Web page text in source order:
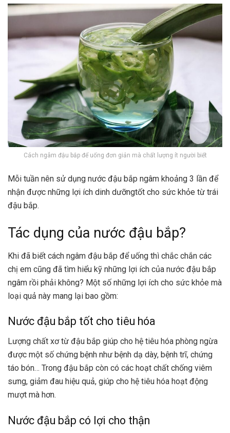
Cách ngâm đậu bắp để uống đơn giản mà chất lượng ít người biết
Mỗi tuần nên sử dụng nước đậu bắp ngâm khoảng 3 lần để
nhận được những lợi ích dinh dưỡngtốt cho sức khỏe từ trái
đậu bắp.
Tác dụng của nước đậu bắp?
Khi đã biết cách ngâm đậu bắp để uống thì chắc chắn các
chị em cũng đã tìm hiểu kỹ những lợi ích của nước đậu bắp
ngâm rồi phải không? Một số những lợi ích cho sức khỏe mà
loại quả này mang lại bao gồm:
Nước đậu bắp tốt cho tiêu hóa
Lượng chất xơ từ đậu bắp giúp cho hệ tiêu hóa phòng ngừa
được một số chứng bệnh như bệnh dạ dày, bệnh trĩ, chứng
táo bón… Trong đậu bắp còn có các hoạt chất chống viêm
sưng, giảm đau hiệu quả, giúp cho hệ tiêu hóa hoạt động
mượt mà hơn.
Nước đậu bắp có lợi cho thận